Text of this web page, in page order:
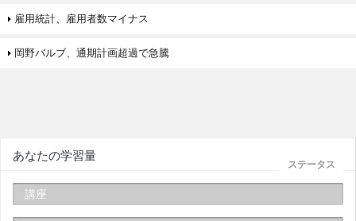
雇用統計、雇用者数マイナス
岡野バルブ、通期計画超過で急騰
ステータス
あなたの学習量
講座